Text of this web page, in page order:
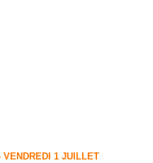
1 JUILLET